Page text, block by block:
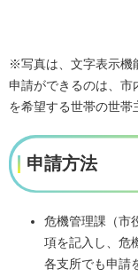
※写真は、文字表示機
申請ができるのは、市
を希望する世帯の世帯
申請方法
危機管理課（市
項を記入し、危
各支所でも申請